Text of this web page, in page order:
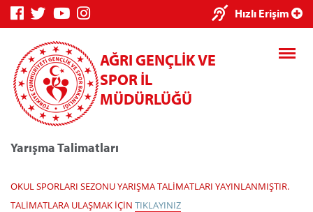
Hızlı Erişim
AĞRI GENÇLİK VE
SPOR İL
MÜDÜRLÜĞÜ
Yarışma Talimatları
OKUL SPORLARI SEZONU YARIŞMA TALİMATLARI YAYINLANMIŞTIR.
TALİMATLARA ULAŞMAK İÇİN TIKLAYINIZ
×
Genç Bilgi